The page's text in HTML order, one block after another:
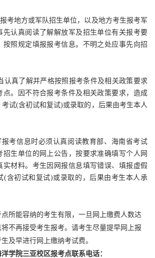
考地方或军队招生单位，以及地方考生报考军
先认真阅读了解解放军及招生单位有关报考要
按照规定填报报考信息。不明之处应事先向招
认真了解并严格按照报考条件及相关政策要求
点。因不符合报考条件及相关政策要求，造成
试(含初试和复试)或录取的，后果由考生本人
考信息时必须认真阅读教育部、海南省考试
招生单位的网上公告，按要求准确填写个人网
实材料。考生因网报信息填写错误、填报虚假
(含初试和复试)或录取的，后果由考生本人承
能容纳的考生有限，一旦网上缴费人数达
不再接受考生报考。请考生尽量提早网上报
及早进行网上缴纳考试费。
学院三亚校区报考点联系电话：